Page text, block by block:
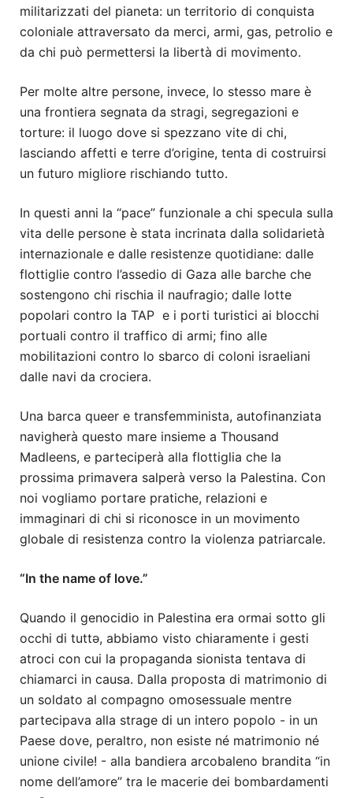
militarizzati del pianeta: un territorio di conquista
coloniale attraversato da merci, armi, gas, petrolio e
da chi può permettersi la libertà di movimento.
Per molte altre persone, invece, lo stesso mare è
una frontiera segnata da stragi, segregazioni e
torture: il luogo dove si spezzano vite di chi,
lasciando affetti e terre d’origine, tenta di costruirsi
un futuro migliore rischiando tutto.
In questi anni la “pace” funzionale a chi specula sulla
vita delle persone è stata incrinata dalla solidarietà
internazionale e dalle resistenze quotidiane: dalle
flottiglie contro l’assedio di Gaza alle barche che
sostengono chi rischia il naufragio; dalle lotte
popolari contro la TAP e i porti turistici ai blocchi
portuali contro il traffico di armi; fino alle
mobilitazioni contro lo sbarco di coloni israeliani
dalle navi da crociera.
Una barca queer e transfemminista, autofinanziata
navigherà questo mare insieme a Thousand
Madleens, e parteciperà alla flottiglia che la
prossima primavera salperà verso la Palestina. Con
noi vogliamo portare pratiche, relazioni e
immaginari di chi si riconosce in un movimento
globale di resistenza contro la violenza patriarcale.
“In the name of love.”
Quando il genocidio in Palestina era ormai sotto gli
occhi di tuttə, abbiamo visto chiaramente i gesti
atroci con cui la propaganda sionista tentava di
chiamarci in causa. Dalla proposta di matrimonio di
un soldato al compagno omosessuale mentre
partecipava alla strage di un intero popolo - in un
Paese dove, peraltro, non esiste né matrimonio né
unione civile! - alla bandiera arcobaleno brandita “in
nome dell’amore” tra le macerie dei bombardamenti